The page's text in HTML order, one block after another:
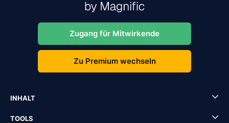
Zugang für Mitwirkende
Zu Premium wechseln
INHALT
TOOLS